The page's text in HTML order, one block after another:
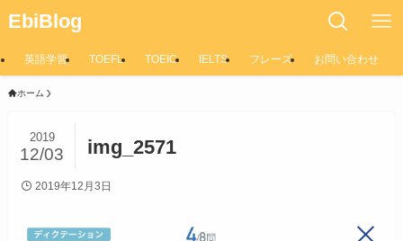
EbiBlog
英語学習 TOEFL TOEIC IELTS フレーズ お問い合わせ
ホーム
img_2571
2019
12/03
2019年12月3日